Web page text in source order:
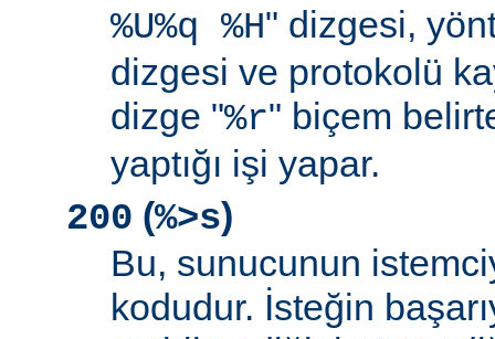
%U%q %H" dizgesi,
dizgesi ve protokolü
dizge "%r" biçem
yaptığı işi yapar.
200 (%>s)
Bu, sunucunun
kodudur. İsteğin